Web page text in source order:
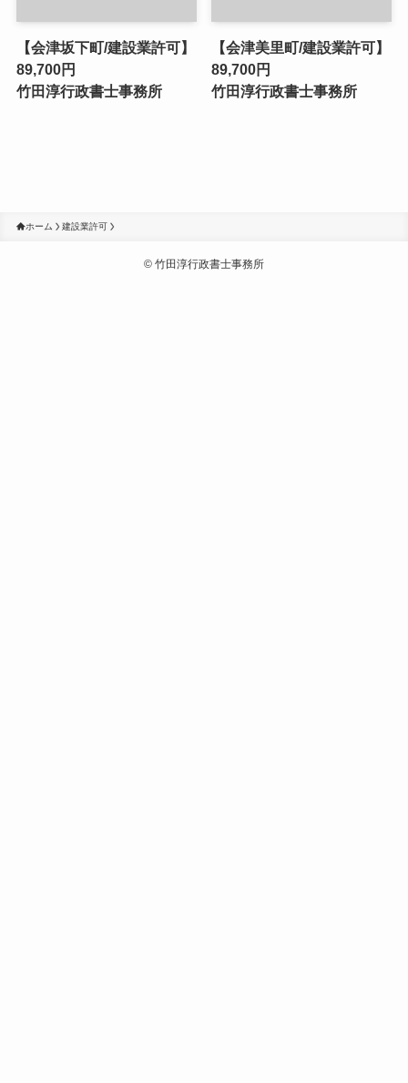
【会津坂下町/建設業許可】
89,700円
竹田淳行政書士事務所
【会津美里町/建設業許可】
89,700円
竹田淳行政書士事務所
ホーム 建設業許可
© 竹田淳行政書士事務所